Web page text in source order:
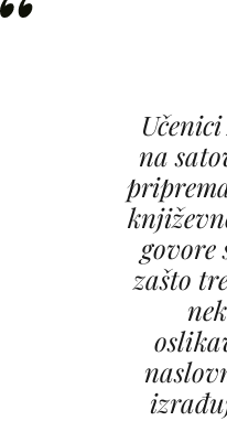
na
govore
zašto